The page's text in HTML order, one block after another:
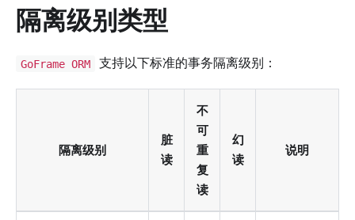
隔离级别类型
GoFrame ORM 支持以下标准的事务隔离级别：
隔离级别
脏
读
不
可
重
复
读
幻
读
说明